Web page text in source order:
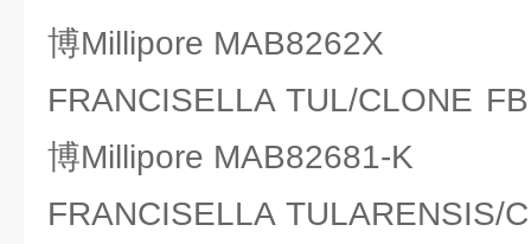
博Millipore MAB8262X
FRANCISELLA TUL/CLONE
博Millipore MAB82681-K
FRANCISELLA TULARENSIS/